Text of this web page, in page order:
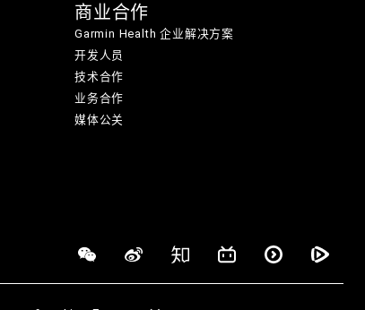
商业合作
Garmin Health 企业解决方案
开发人员
技术合作
业务合作
媒体公关